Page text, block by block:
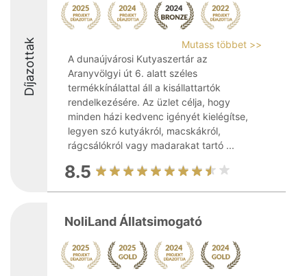
Díjazottak
Mutass többet >>
A dunaújvárosi Kutyaszertár az
Aranyvölgyi út 6. alatt széles
termékkínálattal áll a kisállattartók
rendelkezésére. Az üzlet célja, hogy
minden házi kedvenc igényét kielégítse,
legyen szó kutyákról, macskákról,
rágcsálókról vagy madarakat tartó ...
8.5
NoliLand Állatsimogató